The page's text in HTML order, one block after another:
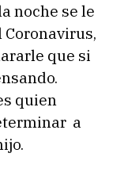
noche se le
que si
quien
a